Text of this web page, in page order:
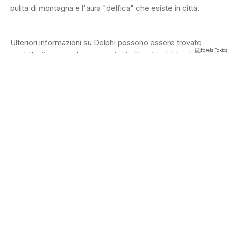
pulita di montagna e l'aura "delfica" che esiste in città.
Ulteriori informazioni su Delphi possono essere trovate
qui: http://www.visitgreece.gr/en/culture/